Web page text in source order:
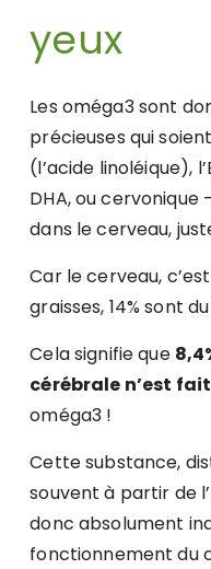
yeux
Les oméga3 sont
précieuses qui
(l’acide linoléique),
DHA, ou cervonique
dans le cerveau,
Car le cerveau,
graisses, 14% sont
Cela signifie que
cérébrale n’est
oméga3 !
Cette substance,
souvent à partir de
donc absolument
fonctionnement du